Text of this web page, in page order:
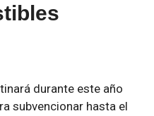
durante este año
subvencionar hasta el